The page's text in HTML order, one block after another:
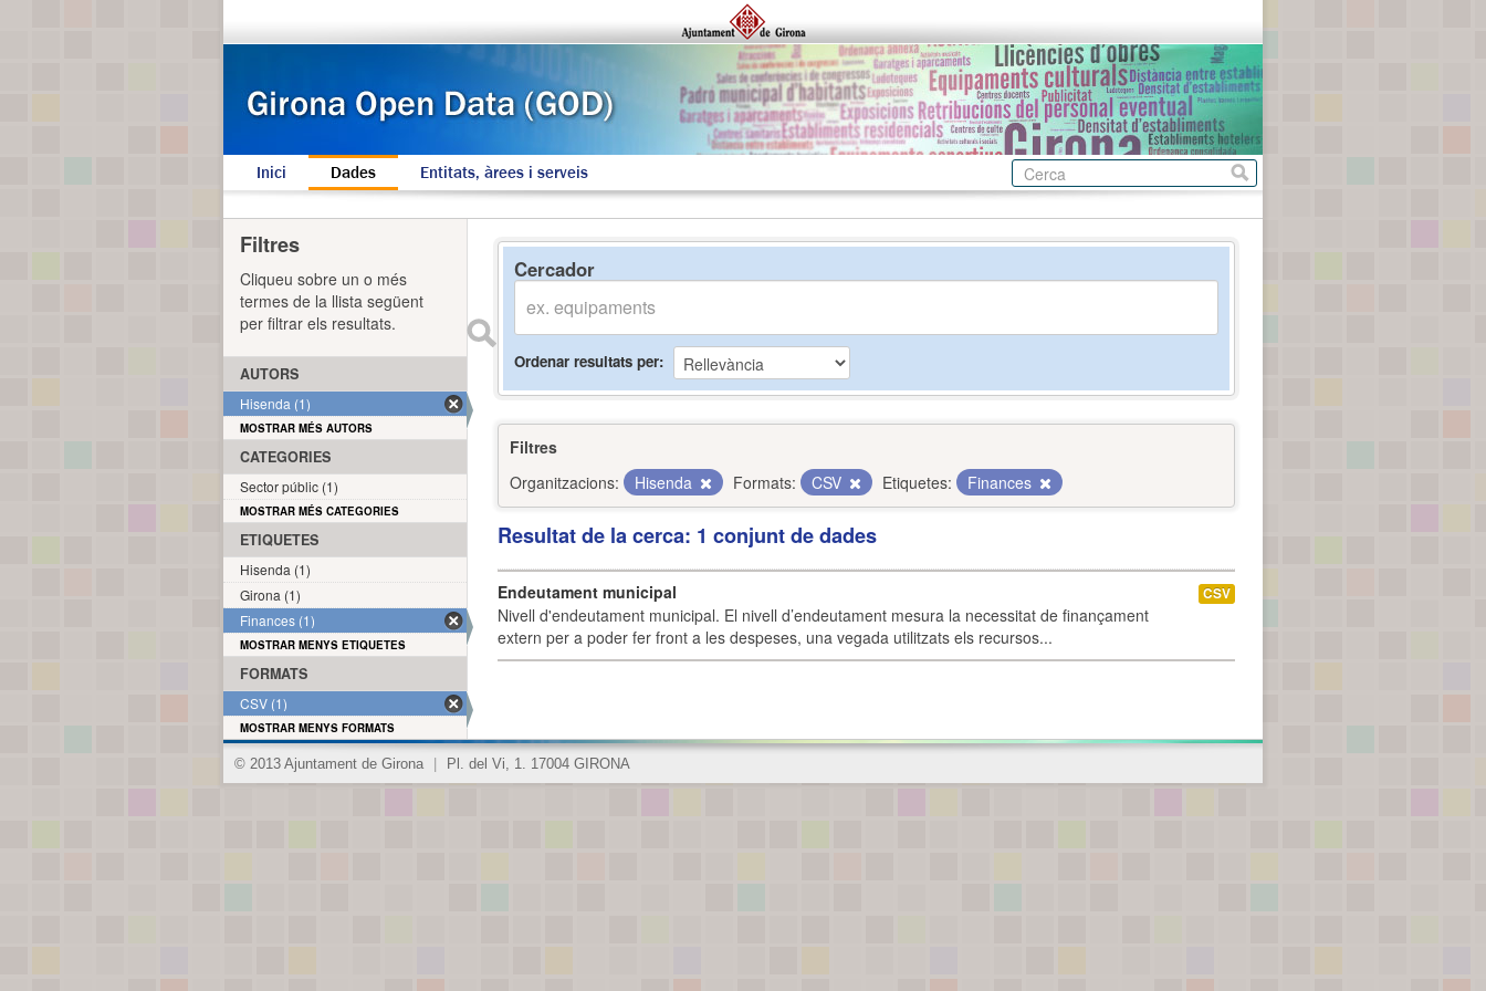
Inici Dades Entitats, àrees i serveis
Cercador
Ordenar resultats per
Filtres
Organitzacions:
Hisenda Formats: CSV Etiquetes: Finances
Resultat de la cerca: 1 conjunt de dades
Endeutament municipal
Nivell d'endeutament municipal. El nivell d’endeutament mesura la necessitat de finançament
extern per a poder fer front a les despeses, una vegada utilitzats els recursos...
CSV
Filtres
Cliqueu sobre un o més
termes de la llista següent
per filtrar els resultats.
AUTORS
Hisenda (1)
MOSTRAR MÉS AUTORS
CATEGORIES
Sector públic (1)
MOSTRAR MÉS CATEGORIES
ETIQUETES
Hisenda (1)
Girona (1)
Finances (1)
MOSTRAR MENYS ETIQUETES
FORMATS
CSV (1)
MOSTRAR MENYS FORMATS
© 2013 Ajuntament de Girona Pl. del Vi, 1. 17004 GIRONA